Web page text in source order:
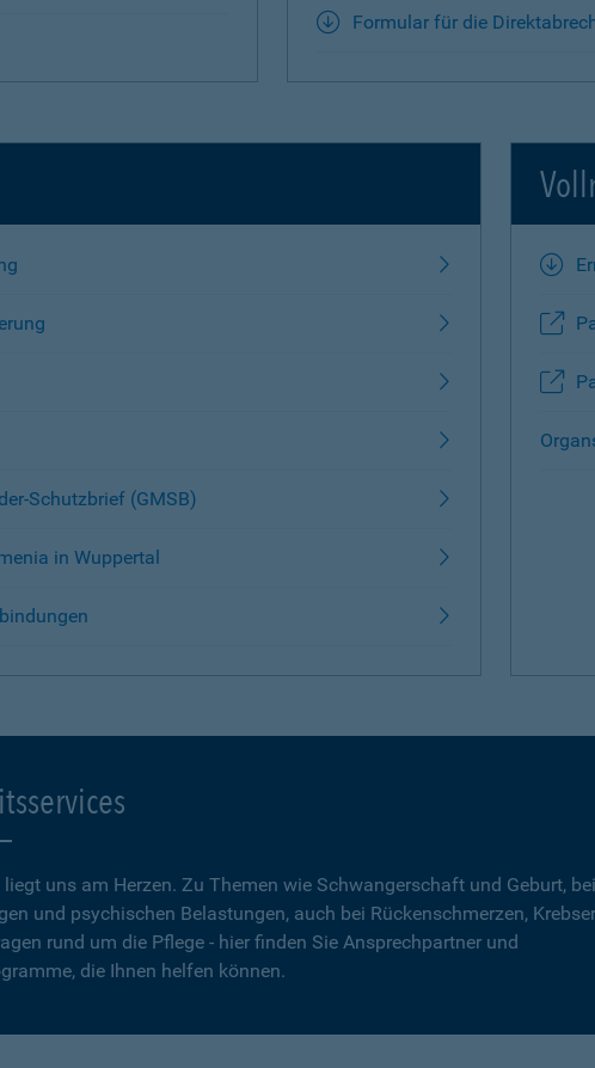
Formular für die
Schutzbrief (GMSB)
in Wuppertal
liegt uns am Herzen. Zu Themen wie Schwangerschaft und Geburt,
und psychischen Belastungen, auch bei Rückenschmerzen,
rund um die Pflege - hier finden Sie Ansprechpartner und
die Ihnen helfen können.